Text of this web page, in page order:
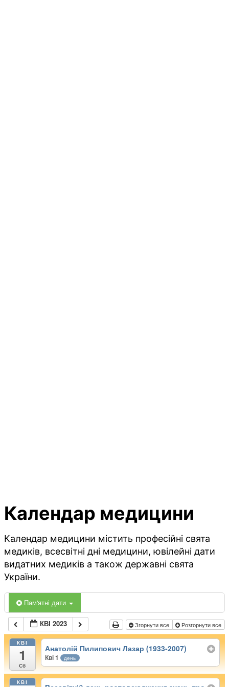
Календар медицини
Календар медицини містить професійні свята
медиків, всесвітні дні медицини, ювілейні дати
видатних медиків а також державні свята
України.
Пам'ятні дати
КВІ 2023 Згорнути все Розгорнути все
КВІ
1
Сб
Анатолій Пилипович Лазар (1933-2007)
Кві 1 день
КВІ